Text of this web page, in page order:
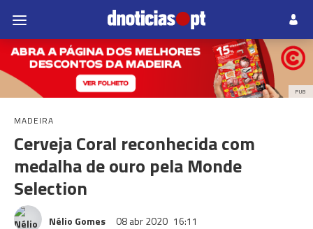
PUB
MADEIRA
Cerveja Coral reconhecida com
medalha de ouro pela Monde
Selection
Nélio Gomes 08 abr 2020 16:11